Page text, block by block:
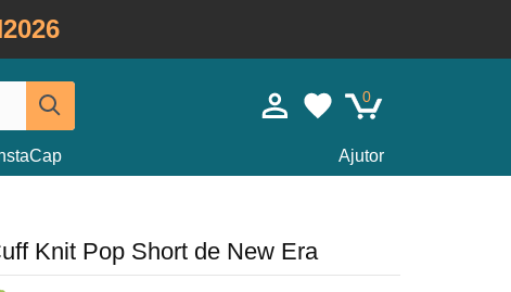
0
Ajutor
Knit Pop Short de New Era